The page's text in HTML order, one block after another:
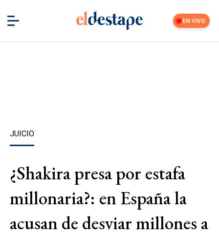
EN VIVO
JUICIO
¿Shakira presa por estafa
millonaria?: en España la
acusan de desviar millones a